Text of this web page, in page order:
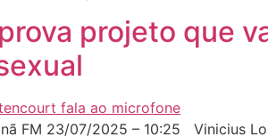
projeto que
FM 23/07/2025 – 10:25 Vinicius